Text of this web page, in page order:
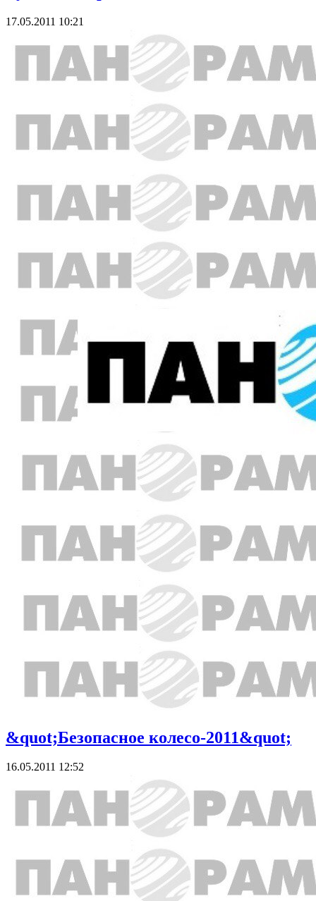
17.05.2011 10:21
&quot;Безопасное колесо-2011&quot;
16.05.2011 12:52